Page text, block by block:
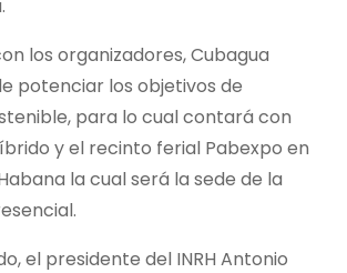
los organizadores, Cubagua
potenciar los objetivos de
para lo cual contará con
y el recinto ferial Pabexpo en
la cual será la sede de la
el presidente del INRH Antonio